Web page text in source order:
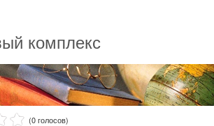
комплекс
(0 голосов)